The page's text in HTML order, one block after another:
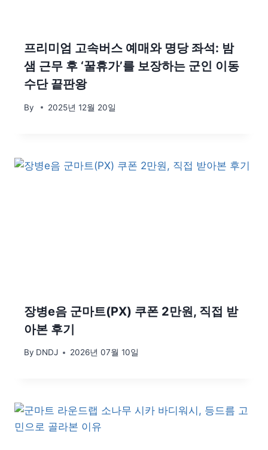
프리미엄 고속버스 예매와 명당 좌석: 밤
샘 근무 후 ‘꿀휴가’를 보장하는 군인 이동
수단 끝판왕
By 2025년 12월 20일
장병e음 군마트(PX) 쿠폰 2만원, 직접 받
아본 후기
By DNDJ 2026년 07월 10일